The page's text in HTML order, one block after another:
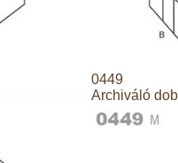
0449
Archiváló